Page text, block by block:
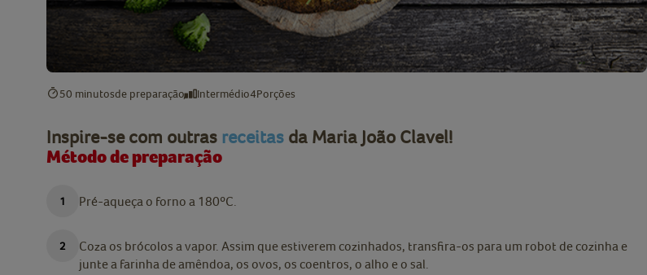
50 minutosde preparação Intermédio4Porções
Inspire-se com outras receitas da Maria João Clavel!
Método de preparação
Pré-aqueça o forno a 180ºC.
Coza os brócolos a vapor. Assim que estiverem cozinhados, transfira-os para um robot de cozinha e
junte a farinha de amêndoa, os ovos, os coentros, o alho e o sal.